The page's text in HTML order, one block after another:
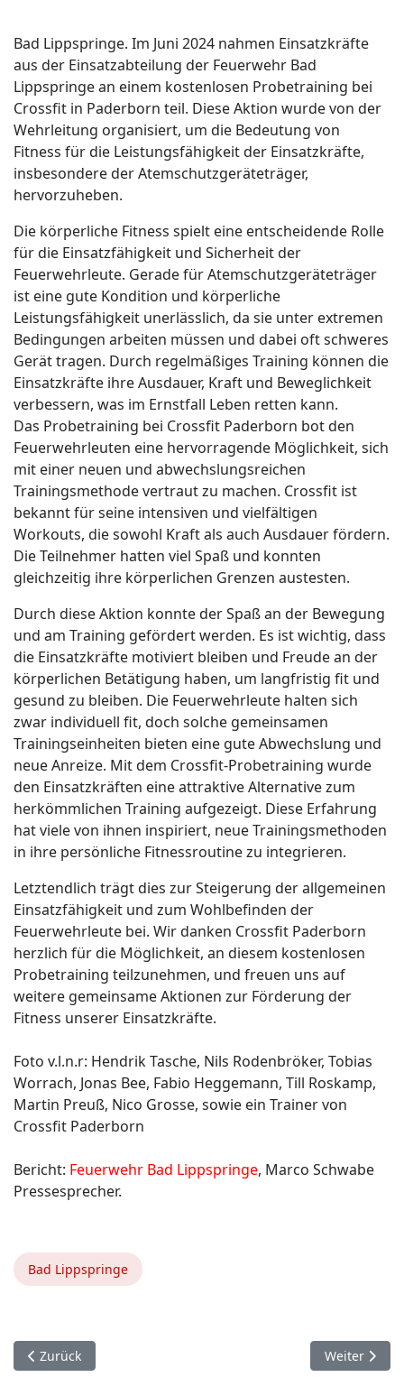
Bad Lippspringe. Im Juni 2024 nahmen Einsatzkräfte
aus der Einsatzabteilung der Feuerwehr Bad
Lippspringe an einem kostenlosen Probetraining bei
Crossfit in Paderborn teil. Diese Aktion wurde von der
Wehrleitung organisiert, um die Bedeutung von
Fitness für die Leistungsfähigkeit der Einsatzkräfte,
insbesondere der Atemschutzgeräteträger,
hervorzuheben.
Die körperliche Fitness spielt eine entscheidende Rolle
für die Einsatzfähigkeit und Sicherheit der
Feuerwehrleute. Gerade für Atemschutzgeräteträger
ist eine gute Kondition und körperliche
Leistungsfähigkeit unerlässlich, da sie unter extremen
Bedingungen arbeiten müssen und dabei oft schweres
Gerät tragen. Durch regelmäßiges Training können die
Einsatzkräfte ihre Ausdauer, Kraft und Beweglichkeit
verbessern, was im Ernstfall Leben retten kann.
Das Probetraining bei Crossfit Paderborn bot den
Feuerwehrleuten eine hervorragende Möglichkeit, sich
mit einer neuen und abwechslungsreichen
Trainingsmethode vertraut zu machen. Crossfit ist
bekannt für seine intensiven und vielfältigen
Workouts, die sowohl Kraft als auch Ausdauer fördern.
Die Teilnehmer hatten viel Spaß und konnten
gleichzeitig ihre körperlichen Grenzen austesten.
Durch diese Aktion konnte der Spaß an der Bewegung
und am Training gefördert werden. Es ist wichtig, dass
die Einsatzkräfte motiviert bleiben und Freude an der
körperlichen Betätigung haben, um langfristig fit und
gesund zu bleiben. Die Feuerwehrleute halten sich
zwar individuell fit, doch solche gemeinsamen
Trainingseinheiten bieten eine gute Abwechslung und
neue Anreize. Mit dem Crossfit-Probetraining wurde
den Einsatzkräften eine attraktive Alternative zum
herkömmlichen Training aufgezeigt. Diese Erfahrung
hat viele von ihnen inspiriert, neue Trainingsmethoden
in ihre persönliche Fitnessroutine zu integrieren.
Letztendlich trägt dies zur Steigerung der allgemeinen
Einsatzfähigkeit und zum Wohlbefinden der
Feuerwehrleute bei. Wir danken Crossfit Paderborn
herzlich für die Möglichkeit, an diesem kostenlosen
Probetraining teilzunehmen, und freuen uns auf
weitere gemeinsame Aktionen zur Förderung der
Fitness unserer Einsatzkräfte.
Foto v.l.n.r: Hendrik Tasche, Nils Rodenbröker, Tobias
Worrach, Jonas Bee, Fabio Heggemann, Till Roskamp,
Martin Preuß, Nico Grosse, sowie ein Trainer von
Crossfit Paderborn
Bericht: Feuerwehr Bad Lippspringe, Marco Schwabe
Pressesprecher.
Bad Lippspringe
Vorheriger Beitrag: 30. Juli. Büren Ahden.
Zurück Nächster
Weiter